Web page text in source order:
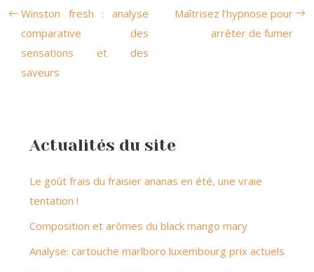
Winston fresh : analyse
comparative des
sensations et des
saveurs
Maîtrisez l’hypnose pour
arrêter de fumer
Actualités du site
Le goût frais du fraisier ananas en été, une vraie
tentation !
Composition et arômes du black mango mary
Analyse: cartouche marlboro luxembourg prix actuels